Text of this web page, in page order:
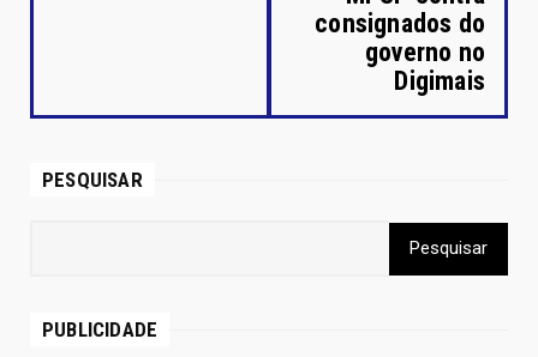
consignados do
governo no
Digimais
PESQUISAR
PUBLICIDADE